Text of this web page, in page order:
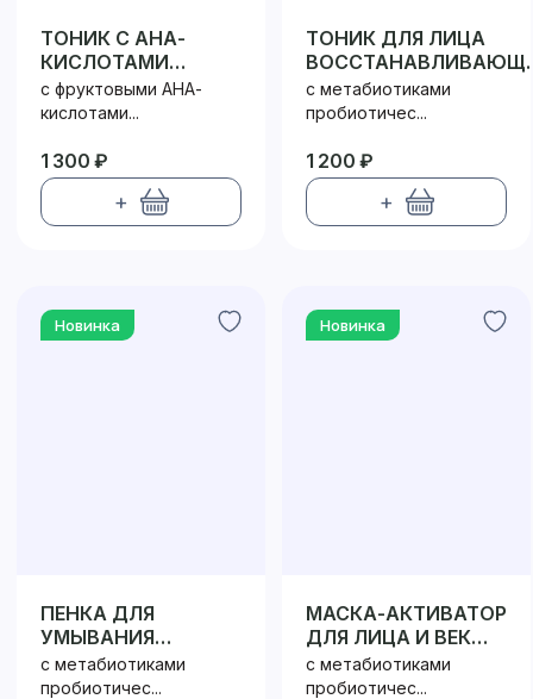
ТОНИК С АНА-
КИСЛОТАМИ
ПРОБИОТИК /
PROBIOTIC
с фруктовыми АНА-
кислотами...
1 300 ₽
+
ТОНИК ДЛЯ ЛИЦА
ПРОБИОТИК /
с метабиотиками
пробиотичес...
1 200 ₽
+
Новинка
ПЕНКА ДЛЯ
УМЫВАНИЯ
ПРОБИОТИК /
PROBIOTIC
с метабиотиками
пробиотичес...
Новинка
МАСКА-АКТИВАТОР
ДЛЯ ЛИЦА И ВЕК
ПРОБИОТИК /
PROBIOTIC
с метабиотиками
пробиотичес...